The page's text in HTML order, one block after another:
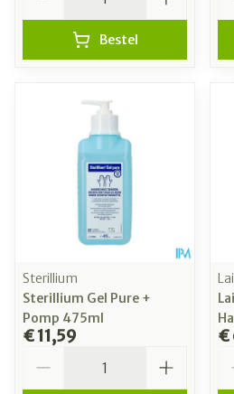
Bestel
Sterillium
Sterillium Gel Pure +
Pomp 475ml
€ 11,59 €